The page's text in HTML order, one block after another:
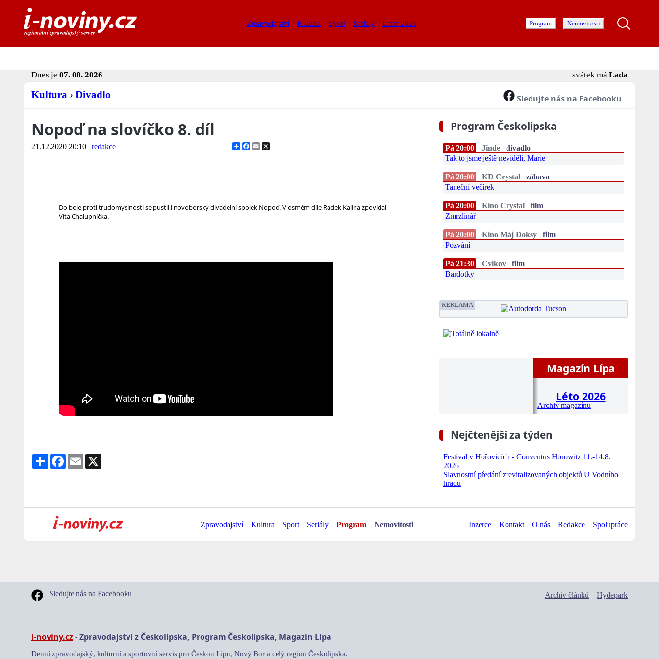
Zpravodajství Kultura Sport Seriály Únor 2026 Program Nemovitosti
Dnes je 07. 08. 2026 svátek má Lada
Kultura › Divadlo Sledujte nás na Facebooku
Nopoď na slovíčko 8. díl
21.12.2020 20:10 | redakce ShareFacebook
Email
Do boje proti trudomyslnosti se pustil i novoborský divadelní spolek Nopoď. V osmém díle Radek Kalina zpovídal
Víta Chalupníčka.
Share Facebook
Email
Program Českolipska
Pá 20:00 Jinde
divadlo
Tak to jsme ještě neviděli, Marie
Pá 20:00 KD Crystal
zábava
Taneční večírek
Pá 20:00 Kino Crystal
film
Zmrzlinář
Pá 20:00 Kino Máj Doksy
film
Pozvání
Pá 21:30 Cvikov
film
Bardotky
REKLAMA
Magazín Lípa
Léto 2026
Archiv magazínu
Nejčtenější za týden
Festival v Hořovicích - Conventus Horowitz 11.-14.8.
2026
Slavnostní předání zrevitalizovaných objektů U Vodního
hradu
Zpravodajství Kultura Sport Seriály Program Nemovitosti Inzerce Kontakt O nás Redakce Spolupráce
Sledujte nás na Facebooku Archiv článků Hydepark
i-noviny.cz- Zpravodajství z Českolipska, Program Českolipska, Magazín Lípa
Denní zpravodajský, kulturní a sportovní servis pro Českou Lípu, Nový Bor a celý region Českolipska.